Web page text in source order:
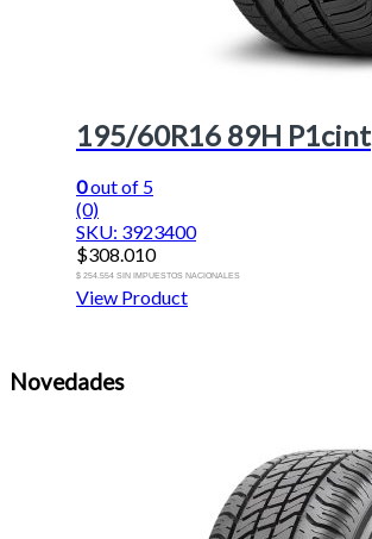
195/60R16 89H P1cint
0out of 5
(0)
SKU: 3923400
$308.010
$ 254.554 SIN IMPUESTOS NACIONALES
View Product
Novedades